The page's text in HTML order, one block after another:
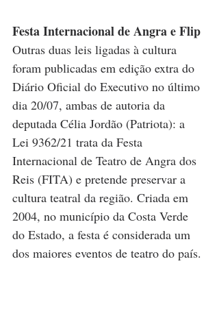
Festa Internacional de Angra e Flip
Outras duas leis ligadas à cultura
foram publicadas em edição extra do
Diário Oficial do Executivo no último
dia 20/07, ambas de autoria da
deputada Célia Jordão (Patriota): a
Lei 9362/21 trata da Festa
Internacional de Teatro de Angra dos
Reis (FITA) e pretende preservar a
cultura teatral da região. Criada em
2004, no município da Costa Verde
do Estado, a festa é considerada um
dos maiores eventos de teatro do país.